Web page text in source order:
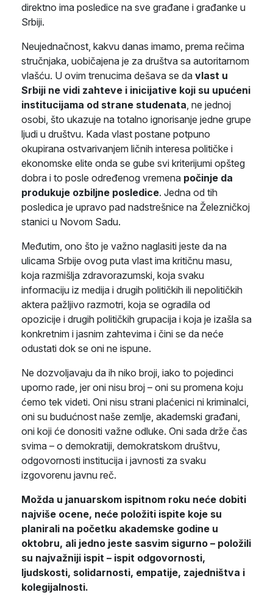
direktno ima posledice na sve građane i građanke u
Srbiji.
Neujednačnost, kakvu danas imamo, prema rečima
stručnjaka, uobičajena je za društva sa autoritarnom
vlašću. U ovim trenucima dešava se da vlast u
Srbiji ne vidi zahteve i inicijative koji su upućeni
institucijama od strane studenata , ne jednoj
osobi, što ukazuje na totalno ignorisanje jedne grupe
ljudi u društvu. Kada vlast postane potpuno
okupirana ostvarivanjem ličnih interesa političke i
ekonomske elite onda se gube svi kriterijumi opšteg
dobra i to posle određenog vremena počinje da
produkuje ozbiljne posledice. Jedna od tih
posledica je upravo pad nadstrešnice na Železničkoj
stanici u Novom Sadu.
Međutim, ono što je važno naglasiti jeste da na
ulicama Srbije ovog puta vlast ima kritičnu masu,
koja razmišlja zdravorazumski, koja svaku
informaciju iz medija i drugih političkih ili nepolitičkih
aktera pažljivo razmotri, koja se ogradila od
opozicije i drugih političkih grupacija i koja je izašla sa
konkretnim i jasnim zahtevima i čini se da neće
odustati dok se oni ne ispune.
Ne dozvoljavaju da ih niko broji, iako to pojedinci
uporno rade, jer oni nisu broj – oni su promena koju
ćemo tek videti. Oni nisu strani plaćenici ni kriminalci,
oni su budućnost naše zemlje, akademski građani,
oni koji će donositi važne odluke. Oni sada drže čas
svima – o demokratiji, demokratskom društvu,
odgovornosti institucija i javnosti za svaku
izgovorenu javnu reč.
Možda u januarskom ispitnom roku neće dobiti
najviše ocene, neće položiti ispite koje su
planirali na početku akademske godine u
oktobru, ali jedno jeste sasvim sigurno – položili
su najvažniji ispit – ispit odgovornosti,
ljudskosti, solidarnosti, empatije, zajedništva i
kolegijalnosti.